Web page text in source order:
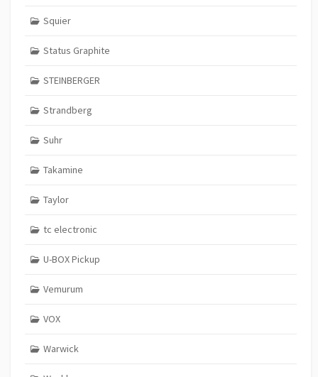
Squier
Status Graphite
STEINBERGER
Strandberg
Suhr
Takamine
Taylor
tc electronic
U-BOX Pickup
Vemurum
VOX
Warwick